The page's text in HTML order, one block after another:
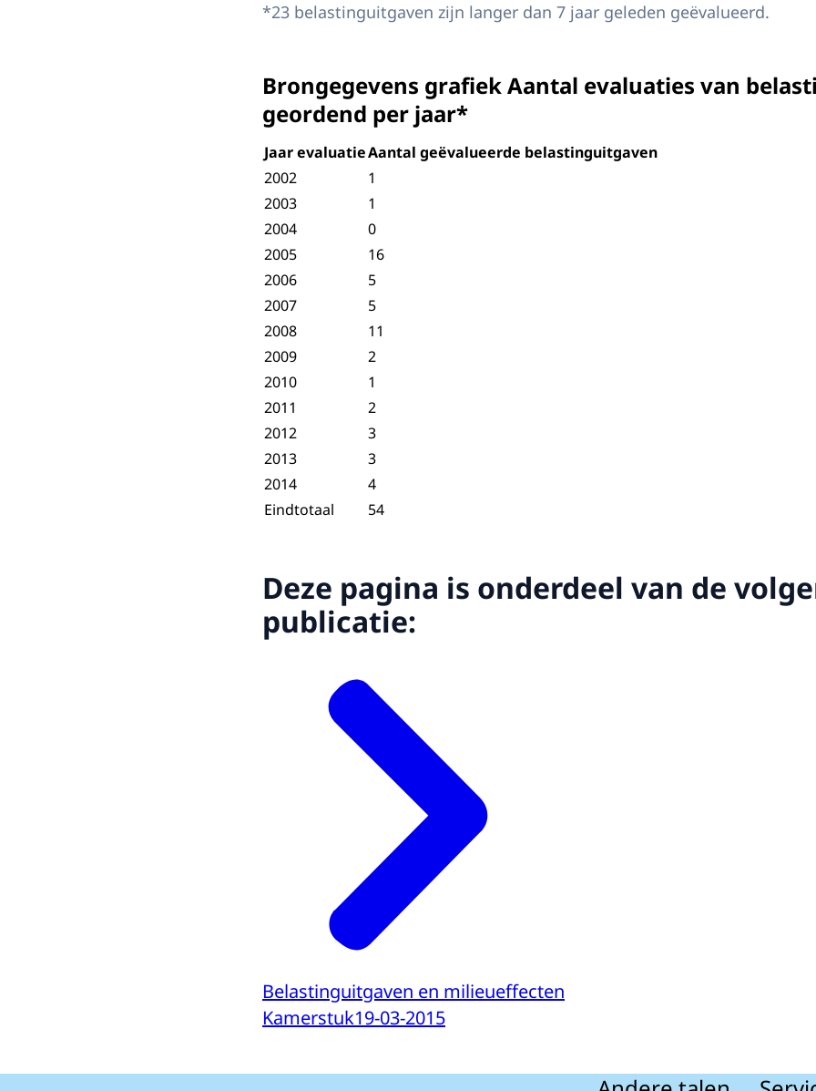
*23 belastinguitgaven zijn langer dan 7 jaar geleden geëvalueerd.
Brongegevens grafiek Aantal evaluaties van
geordend per jaar*
Jaar evaluatieAantal geëvalueerde belastinguitgaven
2002
1
2003
1
2004
0
2005
16
2006
5
2007
5
2008
11
2009
2
2010
1
2011
2
2012
3
2013
3
2014
4
Eindtotaal
54
Deze pagina is onderdeel van de
publicatie:
Belastinguitgaven en milieueffecten
Kamerstuk19-03-2015